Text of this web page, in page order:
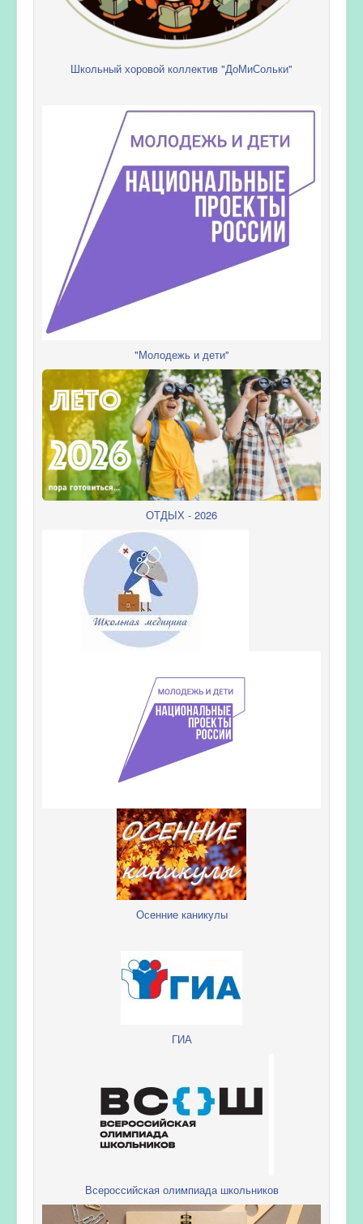
Школьный хоровой коллектив "ДоМиСольки"
"Молодежь и дети"
ОТДЫХ - 2026
Осенние каникулы
ГИА
Всероссийская олимпиада школьников